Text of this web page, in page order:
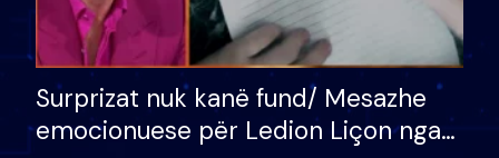
Surprizat nuk kanë fund/ Mesazhe
emocionuese për Ledion Liçon nga